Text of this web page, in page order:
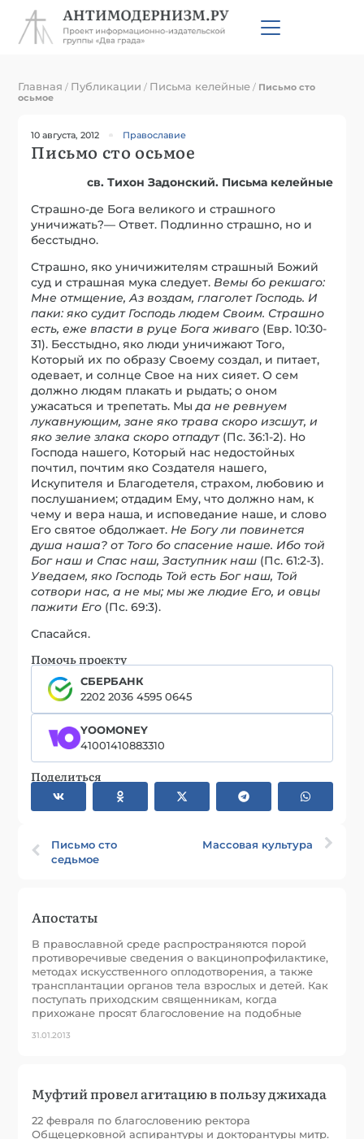
Главная / Публикации / Письма келейные / Письмо сто
осьмое
10 августа, 2012 Православие
Письмо сто осьмое
св. Тихон Задонский. Письма келейные
Страшно-де Бога великого и страшного
уничижать?— Ответ. Подлинно страшно, но и
бесстыдно.
Страшно, яко уничижителям страшный Божий
суд и страшная мука следует.Вемы бо рекшаго:
Мне отмщение, Аз воздам, глаголет Господь. И
паки: яко судит Господь людем Своим. Страшно
есть, еже впасти в руце Бога живаго (Евр. 10:30-
31). Бесстыдно, яко люди уничижают Того,
Который их по образу Своему создал, и питает,
одевает, и солнце Свое на них сияет. О сем
должно людям плакать и рыдать; о оном
ужасаться и трепетать. Мыда не ревнуем
лукавнующим, зане яко трава скоро изсшут, и
яко зелие злака скоро отпадут(Пс. 36:1-2). Но
Господа нашего, Который нас недостойных
почтил, почтим яко Создателя нашего,
Искупителя и Благодетеля, страхом, любовию и
послушанием; отдадим Ему, что должно нам, к
чему и вера наша, и исповедание наше, и слово
Его святое обдолжает. Не Богу ли повинется
душа наша? от Того бо спасение наше. Ибо той
Бог наш и Спас наш, Заступник наш (Пс. 61:2-3).
Уведаем, яко Господь Той есть Бог наш, Той
сотвори нас, а не мы; мы же людие Его, и овцы
пажити Его (Пс. 69:3).
Спасайся.
Помочь проекту
СБЕРБАНК
2202 2036 4595 0645
YOOMONEY
41001410883310
Поделиться
Письмо сто
седьмое
Массовая культура
Апостаты
В православной среде распространяются порой
противоречивые сведения о вакцинопрофилактике,
методах искусственного оплодотворения, а также
трансплантации органов тела взрослых и детей. Как
поступать приходским священникам, когда
прихожане просят благословение на подобные
31.01.2013
Муфтий провел агитацию в пользу джихада
22 февраля по благословению ректора
Общецерковной аспирантуры и докторантуры митр.